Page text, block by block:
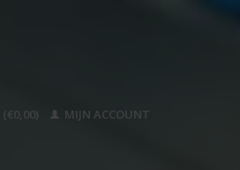
MIJN ACCOUNT